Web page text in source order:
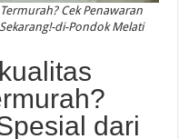
Cek Penawaran
di-Pondok Melati
dari